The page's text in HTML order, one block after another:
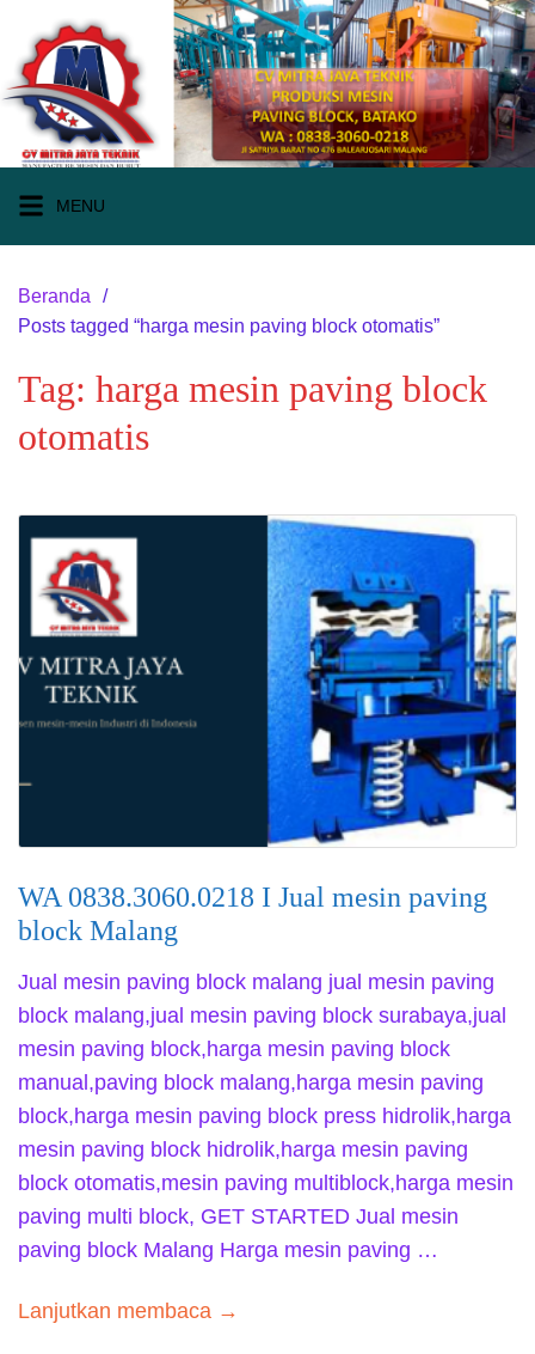
konten
MENU
Beranda
Posts tagged “harga mesin paving block otomatis”
Tag: harga mesin paving block
otomatis
WA 0838.3060.0218 I Jual mesin paving
block Malang
Jual mesin paving block malang jual mesin paving
block malang,jual mesin paving block surabaya,jual
mesin paving block,harga mesin paving block
manual,paving block malang,harga mesin paving
block,harga mesin paving block press hidrolik,harga
mesin paving block hidrolik,harga mesin paving
block otomatis,mesin paving multiblock,harga mesin
paving multi block, GET STARTED Jual mesin
paving block Malang Harga mesin paving …
Lanjutkan membaca →